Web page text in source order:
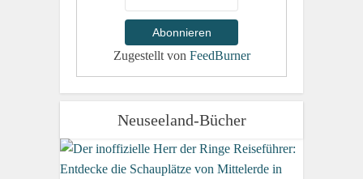
Zugestellt von FeedBurner
Neuseeland-Bücher